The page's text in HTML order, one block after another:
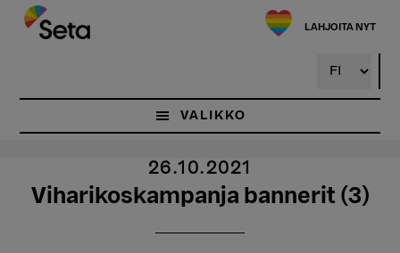
Hyppää
pääsisältöön
LAHJOITA NYT
VALIKKO
26.10.2021
Viharikoskampanja bannerit (3)